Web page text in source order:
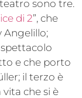
sono tre.
di 2”, che
Angelillo;
e che porto
il terzo è
vita che si è